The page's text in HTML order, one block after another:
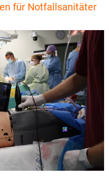
für Notfallsanitäter